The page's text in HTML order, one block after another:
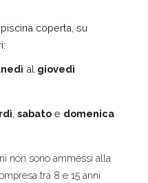
piscina coperta, su
al giovedì
sabatoe domenica
non sono ammessi alla
tra 8 e 15 anni